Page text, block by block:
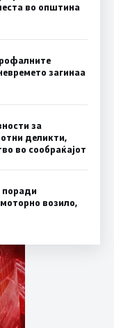
во општина
загинаа
за
деликти,
во сообраќајот
возило,